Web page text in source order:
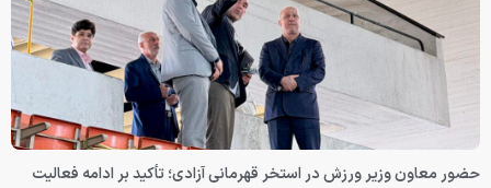
حضور معاون وزیر ورزش در استخر قهرمانی آزادی؛ تأکید بر ادامه فعالیت